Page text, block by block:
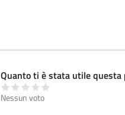
Quanto ti è stata utile questa
Nessun voto